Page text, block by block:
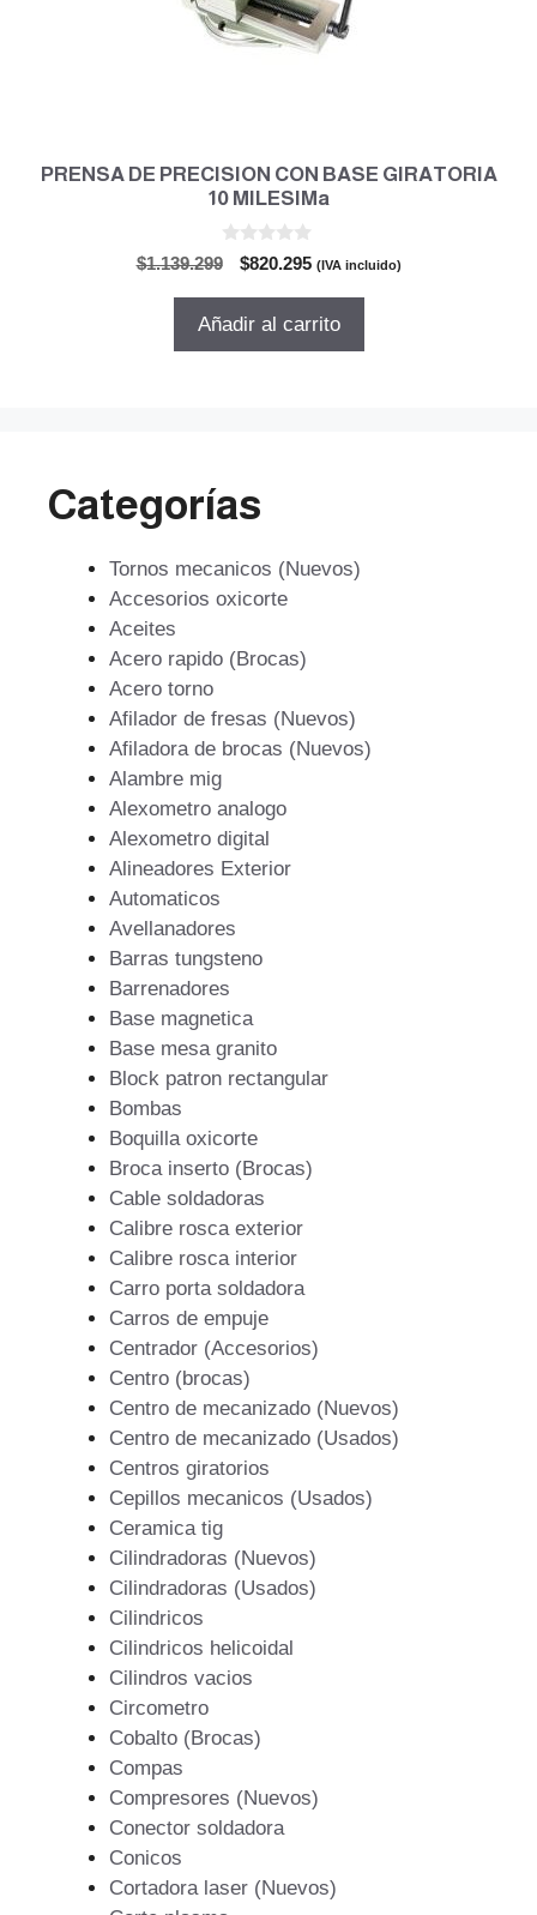
PRENSA DE PRECISION CON BASE GIRATORIA
10 MILESIMa
0
d
$1.139.299
El
original
$820.295El
actual
(IVA incluido)
Añadir al carrito
Categorías
Tornos mecanicos (Nuevos)
Accesorios oxicorte
Aceites
Acero rapido (Brocas)
Acero torno
Afilador de fresas (Nuevos)
Afiladora de brocas (Nuevos)
Alambre mig
Alexometro analogo
Alexometro digital
Alineadores Exterior
Automaticos
Avellanadores
Barras tungsteno
Barrenadores
Base magnetica
Base mesa granito
Block patron rectangular
Bombas
Boquilla oxicorte
Broca inserto (Brocas)
Cable soldadoras
Calibre rosca exterior
Calibre rosca interior
Carro porta soldadora
Carros de empuje
Centrador (Accesorios)
Centro (brocas)
Centro de mecanizado (Nuevos)
Centro de mecanizado (Usados)
Centros giratorios
Cepillos mecanicos (Usados)
Ceramica tig
Cilindradoras (Nuevos)
Cilindradoras (Usados)
Cilindricos
Cilindricos helicoidal
Cilindros vacios
Circometro
Cobalto (Brocas)
Compas
Compresores (Nuevos)
Conector soldadora
Conicos
Cortadora laser (Nuevos)